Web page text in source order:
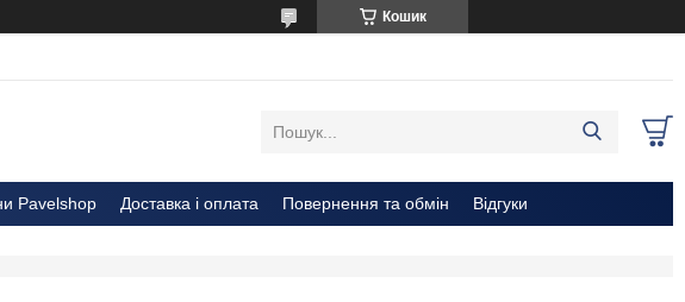
Кошик
Pavelshop Доставка і оплата Повернення та обмін Відгуки